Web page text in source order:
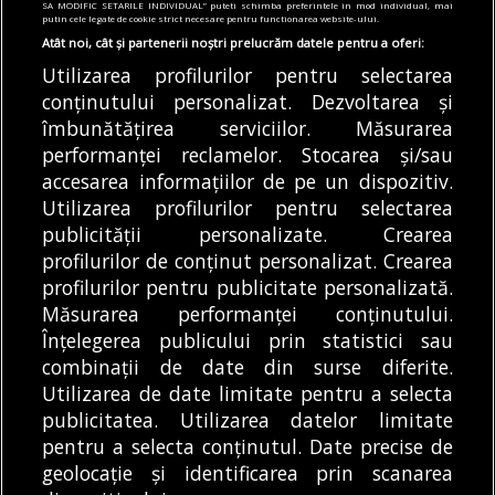
mod repetat pe
autostradă. Unele sunt
puse intenționat
Direcția Regională de
Drumuri și Poduri
(DRDP) Constanța îi
avertizează pe șoferi...
ANDREEA STĂNĂRÎNGĂ
până la 36 de grade. ANM
galbene de caniculă
În acest final de
săptămână, vremea va
fi extrem de caldă în...
DE DENIZ GARGULI 07/08/2026
MODIFICĂ SETĂRILE COOKIES
© Copyright 2025 - Buletin de București.
Găzduit dePresslabs.com. Powered by TRS Design.
Despre
Noi
Media
Kit
Politică De
Confidențialitate
Cookie
Policy (EU)
Cookie
Policy
SA MODIFIC SETARILE INDIVIDUAL” puteti schimba preferintele in mod individual, mai
putin cele legate de cookie strict necesare pentru functionarea website-ului.
Atât noi, cât și partenerii noștri prelucrăm datele pentru a oferi:
Utilizarea profilurilor pentru selectarea
conținutului personalizat. Dezvoltarea și
îmbunătățirea serviciilor. Măsurarea
performanței reclamelor. Stocarea și/sau
accesarea informațiilor de pe un dispozitiv.
Utilizarea profilurilor pentru selectarea
publicității personalizate. Crearea
profilurilor de conținut personalizat. Crearea
profilurilor pentru publicitate personalizată.
Măsurarea performanței conținutului.
Înțelegerea publicului prin statistici sau
combinații de date din surse diferite.
Utilizarea de date limitate pentru a selecta
publicitatea. Utilizarea datelor limitate
pentru a selecta conținutul. Date precise de
geolocație și identificarea prin scanarea